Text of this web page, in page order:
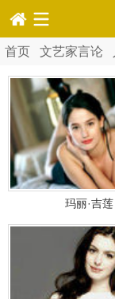
首页 文艺家言论
玛丽·吉莲